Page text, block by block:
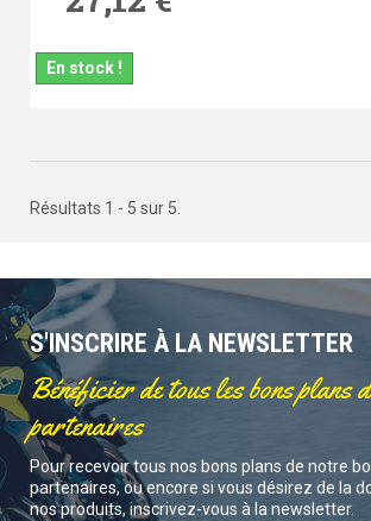
En stock !
Résultats 1 - 5 sur 5.
S'INSCRIRE À LA NEWSLETTER
Bénéficier de tous les bons plans
partenaires
Pour recevoir tous nos bons plans de notre
partenaires, ou encore si vous désirez de la
nos produits, inscrivez-vous à la newsletter.